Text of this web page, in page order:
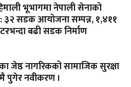
भूभागमा नेपाली सेनाको
३२ सडक आयोजना सम्पन्न, १,४११
बढी सडक निर्माण
जेष्ठ नागरिकको सामाजिक सुरक्षा
पुगेर नवीकरण ।